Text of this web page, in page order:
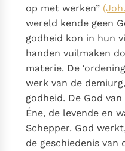
op met werken”
wereld kende geen
godheid kon in hun
handen vuilmaken
materie. De
werk van de
godheid. De God
Éne, de levende en
Schepper. God
de geschiedenis van